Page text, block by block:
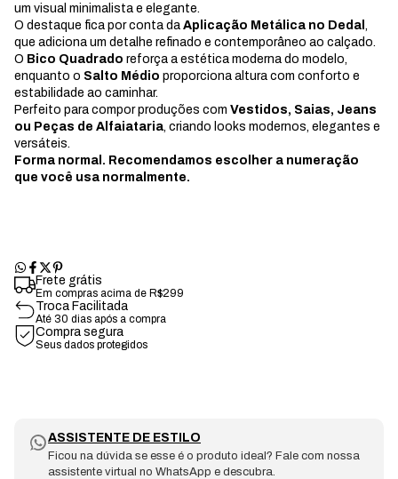
um visual minimalista e elegante.
O destaque fica por conta da Aplicação Metálica no Dedal ,
que adiciona um detalhe refinado e contemporâneo ao calçado.
O Bico Quadrado reforça a estética moderna do modelo,
enquanto o Salto Médio proporciona altura com conforto e
estabilidade ao caminhar.
Perfeito para compor produções com Vestidos, Saias, Jeans
ou Peças de Alfaiataria, criando looks modernos, elegantes e
versáteis.
Forma normal. Recomendamos escolher a numeração
que você usa normalmente.
Frete grátis
Em compras acima de R$299
Troca Facilitada
Até 30 dias após a compra
Compra segura
Seus dados protegidos
ASSISTENTE DE ESTILO
Ficou na dúvida se esse é o produto ideal? Fale com nossa
assistente virtual no WhatsApp e descubra.